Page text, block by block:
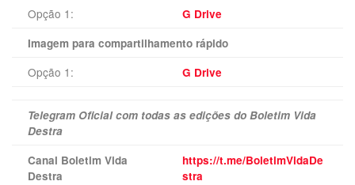
Opção 1:
G Drive
Imagem para compartilhamento rápido
Opção 1: G Drive
Telegram Oficial com todas as edições do Boletim Vida
Destra
Canal Boletim Vida
Destra
https://t.me/BoletimVidaDe
stra